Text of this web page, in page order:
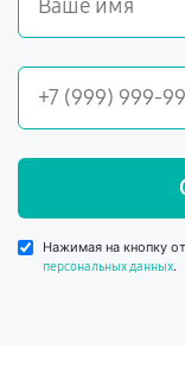
Нажимая на кнопку
персональных данных.